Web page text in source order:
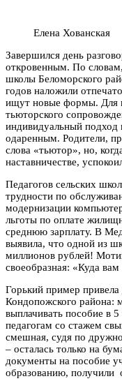
Елена Хованская
Завершился день
откровенным. По
школы Беломорского
годов наложили
ищут новые формы. Для
тьюторского
индивидуальный
одаренным. Родители,
слова «тьютор», но,
наставничестве,
Педагогов сельских
трудности по
модернизации
льготы по оплате
среднюю зарплату. В
выявила, что одной из
миллионов рублей!
своеобразная: «Куда вам
Горький пример
Кондопожского района:
выплачивать пособие в
педагогам со стажем
смешная, судя по
– осталась только на
документы на пособие
образованию, получили